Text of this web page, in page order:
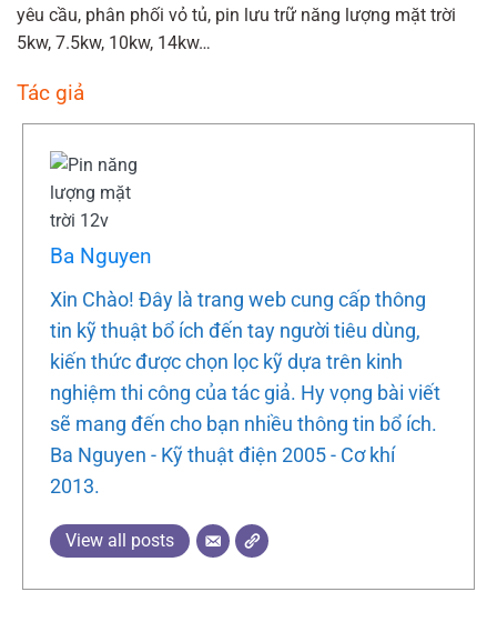
yêu cầu, phân phối vỏ tủ, pin lưu trữ năng lượng mặt trời
5kw, 7.5kw, 10kw, 14kw…
Tác giả
Ba Nguyen
Xin Chào! Đây là trang web cung cấp thông
tin kỹ thuật bổ ích đến tay người tiêu dùng,
kiến thức được chọn lọc kỹ dựa trên kinh
nghiệm thi công của tác giả. Hy vọng bài viết
sẽ mang đến cho bạn nhiều thông tin bổ ích.
Ba Nguyen - Kỹ thuật điện 2005 - Cơ khí
2013.
View all posts